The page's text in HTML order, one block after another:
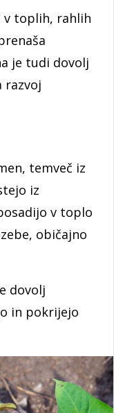
v toplih, rahlih
je tudi dovolj
razvoj
temveč iz
iz
v toplo
običajno
dovolj
in pokrijejo